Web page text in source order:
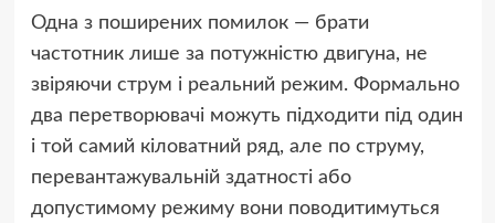
Одна з поширених помилок — брати
частотник лише за потужністю двигуна, не
звіряючи струм і реальний режим. Формально
два перетворювачі можуть підходити під один
і той самий кіловатний ряд, але по струму,
перевантажувальній здатності або
допустимому режиму вони поводитимуться